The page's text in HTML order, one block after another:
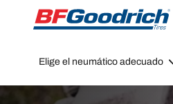
Go to page content
Go to page
Elige el neumático adecuado